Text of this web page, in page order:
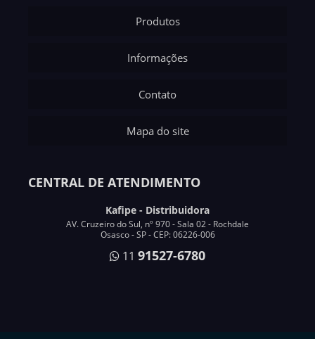
Produtos
Informações
Contato
Mapa do site
CENTRAL DE ATENDIMENTO
Kafipe - Distribuidora
AV. Cruzeiro do Sul, nº 970 - Sala 02 - Rochdale
Osasco - SP - CEP: 06226-006
11 91527-6780